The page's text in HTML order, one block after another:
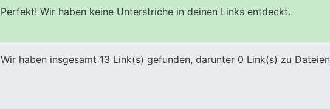
Perfekt! Wir haben keine Unterstriche in deinen Links entdeckt.
Wir haben insgesamt 13 Link(s) gefunden, darunter 0 Link(s) zu Dateien